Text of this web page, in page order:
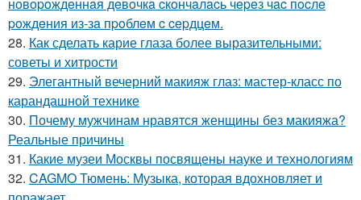
poждeния из-зa пpoблeм c cepдцeм.
28. Как сделать карие глаза более выразительными:
советы и хитрости
29. Элегантный вечерний макияж глаз: мастер-класс по
карандашной технике
30. Почему мужчинам нравятся женщины без макияжа?
Реальные причины
31. Какие музеи Москвы посвящены науке и технологиям
32. CAGMO Тюмень: Музыка, которая вдохновляет и